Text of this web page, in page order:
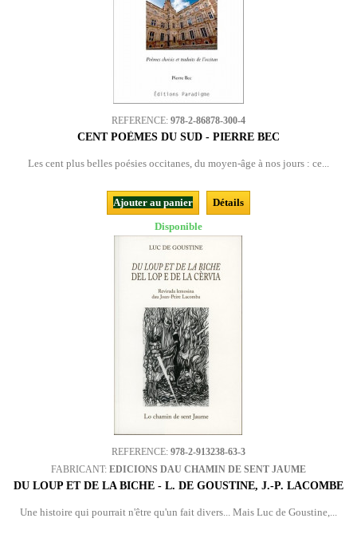
REFERENCE: 978-2-86878-300-4
CENT POÈMES DU SUD - PIERRE BEC
Les cent plus belles poésies occitanes, du moyen-âge à nos jours : ce...
Ajouter au panier
Détails
Disponible
REFERENCE: 978-2-913238-63-3
FABRICANT: EDICIONS DAU CHAMIN DE SENT JAUME
DU LOUP ET DE LA BICHE - L. DE GOUSTINE, J.-P. LACOMBE
Une histoire qui pourrait n'être qu'un fait divers... Mais Luc de Goustine,...